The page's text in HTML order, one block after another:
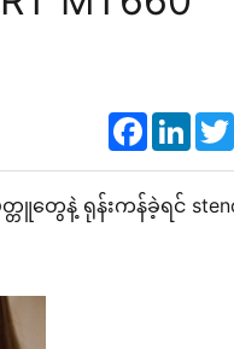
တွေနဲ့ ရုန်းကန်ခဲ့ရင်